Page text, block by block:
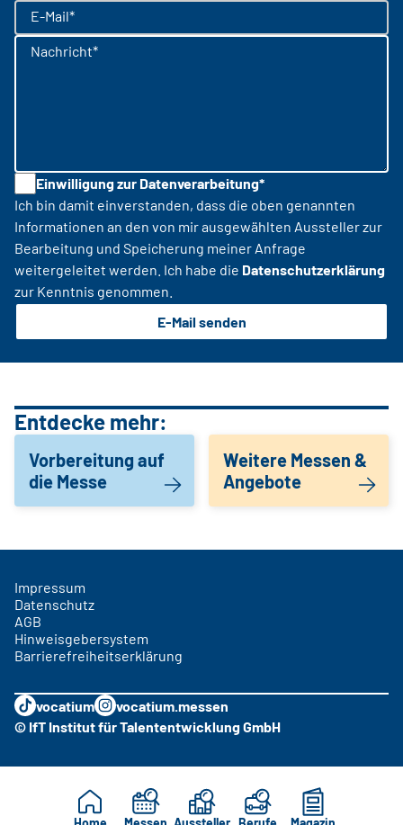
E-Mail*
Nachricht*
Einwilligung zur Datenverarbeitung*
Ich bin damit einverstanden, dass die oben genannten
Informationen an den von mir ausgewählten Aussteller zur
Bearbeitung und Speicherung meiner Anfrage
weitergeleitet werden. Ich habe die Datenschutzerklärung
zur Kenntnis genommen.
E-Mail senden
Entdecke mehr:
Vorbereitung auf
die Messe
Weitere Messen &
Angebote
Impressum
Datenschutz
AGB
Hinweisgebersystem
Barrierefreiheitserklärung
vocatium
vocatium.messen
© IfT Institut für Talententwicklung GmbH